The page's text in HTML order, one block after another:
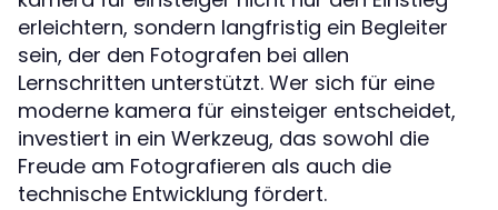
erleichtern, sondern langfristig ein Begleiter
sein, der den Fotografen bei allen
Lernschritten unterstützt. Wer sich für eine
moderne kamera für einsteiger entscheidet,
investiert in ein Werkzeug, das sowohl die
Freude am Fotografieren als auch die
technische Entwicklung fördert.